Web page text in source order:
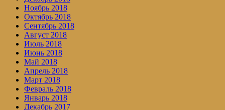
Ноябрь 2018
Октябрь 2018
Сентябрь 2018
Август 2018
Июль 2018
Июнь 2018
Май 2018
Апрель 2018
Март 2018
Февраль 2018
Январь 2018
Декабрь 2017